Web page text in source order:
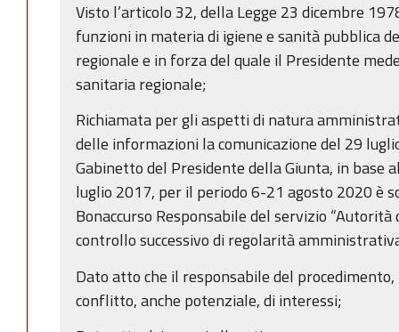
Visto l’articolo 32, della Legge 23 dicembre
funzioni in materia di igiene e sanità pubblica
regionale e in forza del quale il Presidente
sanitaria regionale;
Richiamata per gli aspetti di natura
delle informazioni la comunicazione del 29
Gabinetto del Presidente della Giunta, in base
luglio 2017, per il periodo 6-21 agosto 2020 è
Bonaccurso Responsabile del servizio
controllo successivo di regolarità
Dato atto che il responsabile del
conflitto, anche potenziale, di interessi;